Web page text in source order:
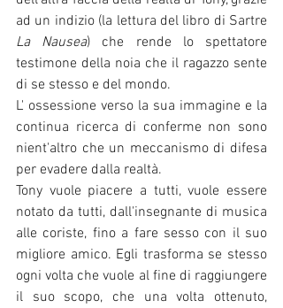
La Nausea) che rende lo spettatore
testimone della noia che il ragazzo sente
di se stesso e del mondo.
L' ossessione verso la sua immagine e la
continua ricerca di conferme non sono
nient'altro che un meccanismo di difesa
per evadere dalla realtà.
Tony vuole piacere a tutti, vuole essere
notato da tutti, dall'insegnante di musica
alle coriste, fino a fare sesso con il suo
migliore amico. Egli trasforma se stesso
ogni volta che vuole al fine di raggiungere
il suo scopo, che una volta ottenuto,